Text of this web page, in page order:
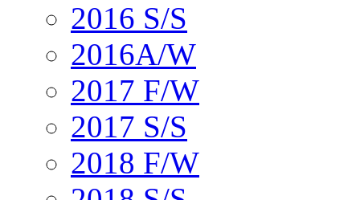
2016 S/S
2016A/W
2017 F/W
2017 S/S
2018 F/W